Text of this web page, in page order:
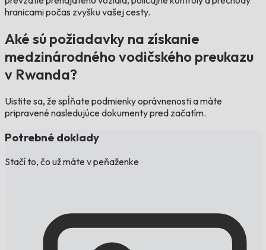
hranicami počas zvyšku vašej cesty.
Aké sú požiadavky na získanie
medzinárodného vodičského preukazu
v Rwanda?
Uistite sa, že spĺňate podmienky oprávnenosti a máte
pripravené nasledujúce dokumenty pred začatím.
Potrebné doklady
Stačí to, čo už máte v peňaženke